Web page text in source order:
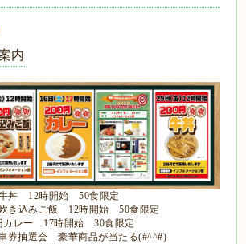
内
牛丼 12時開始 50食限定
き込みご飯 12時開始 50食限定
カレー 17時開始 30食限定
券抽選会 豪華商品が当たる(#^^#)